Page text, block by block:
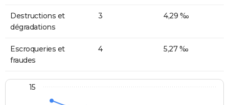
Destructions et
dégradations
3 4,29 ‰
Escroqueries et
fraudes
4 5,27 ‰
15